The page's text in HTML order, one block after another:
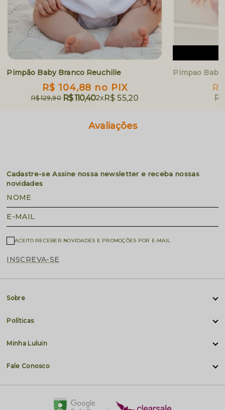
Pimpão Baby Branco Reuchilie
R$ 104,88 no PIX
R$ 129,90 R$ 110,402xR$ 55,20
Pimpao Baby
Avaliações
Cadastre-seAssine nossa newsletter e receba nossas
novidades
NOME
E-MAIL
INSCREVA-SE
ACEITO RECEBER NOVIDADES E PROMOÇÕES POR E-MAIL
Sobre
Políticas
Minha Luluin
Fale Conosco